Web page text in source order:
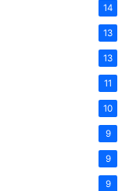
14
13
13
11
10
9
9
9